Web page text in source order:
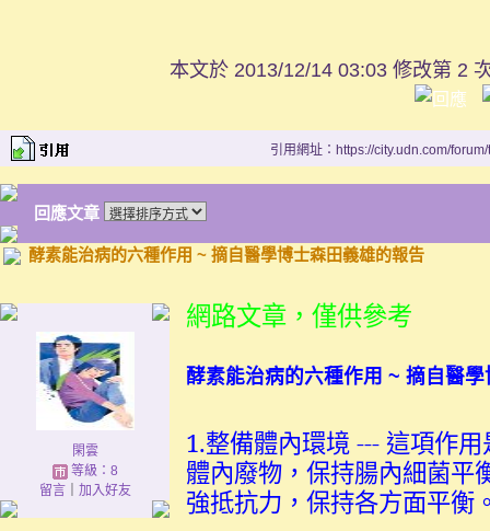
本文於 2013/12/14 03:03 修改第 2
引用網址：https://city.udn.com/
回應文章
酵素能治病的六種作用 ~ 摘自醫學博士森田義雄的報告
閑雲
等級：8
留言｜ 加入好友
網路文章，僅供參考
酵素能治病的六種作用 ~ 摘自醫學
1.整備體內環境 --- 這項作
體內廢物，保持腸內細菌平
強抵抗力，保持各方面平衡